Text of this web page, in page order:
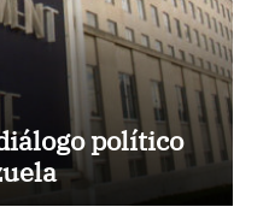
político